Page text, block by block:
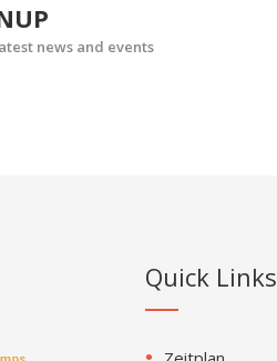
news and events
Quick Links